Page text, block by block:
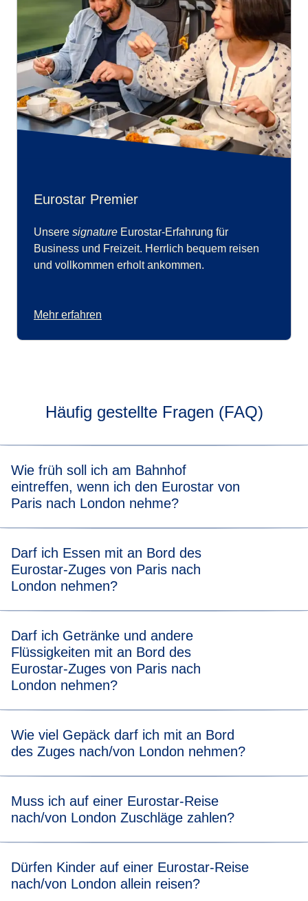
Eurostar Premier
Unsere signature Eurostar-Erfahrung für
Business und Freizeit. Herrlich bequem reisen
und vollkommen erholt ankommen.
Mehr erfahren
Häufig gestellte Fragen (FAQ)
Wie früh soll ich am Bahnhof
eintreffen, wenn ich den Eurostar von
Paris nach London nehme?
vor Ort, damit Sie vor der Abfahrt genug Zeit für die
Ausweis- und Gepäckkontrolle haben.
Darf ich Essen mit an Bord des
Eurostar-Zuges von Paris nach
London nehmen?
Lebensmittel, Sie dürfen Ihr eigenes Essen mitbringen.
Alternativ können Sie nach den Sicherheits- und
Fahrkartenkontrollen am Bahnhof Snacks und Getränke
kaufen.
Darf ich Getränke und andere
Flüssigkeiten mit an Bord des
Eurostar-Zuges von Paris nach
London nehmen?
Bord nehmen, von Toilettenartikeln bis hin zu einer
Flasche Champagner!
Wie viel Gepäck darf ich mit an Bord
des Zuges nach/von London nehmen?
können Sie zwei Gepäckstücke (jeweils bis zu 85 cm lang)
und ein kleines Handgepäck, wie eine Hand- oder
Muss ich auf einer Eurostar-Reise
nach/von London Zuschläge zahlen?
versteckten Kosten. Nach Auswahl Ihres Zugtickets
(Eurostar Standard, Eurostar Plus oder Eurostar Premier)
Dürfen Kinder auf einer Eurostar-Reise
nach/von London allein reisen?